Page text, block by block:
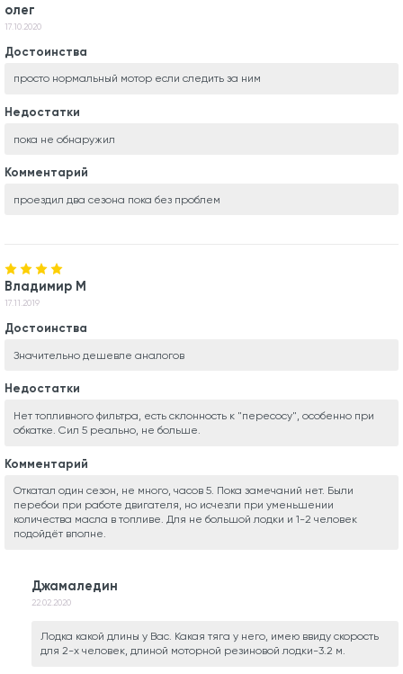
олег
17.10.2020
Достоинства
просто нормальный мотор если следить за ним
Недостатки
пока не обнаружил
Комментарий
проездил два сезона пока без проблем
Владимир М
17.11.2019
Достоинства
Значительно дешевле аналогов
Недостатки
Нет топливного фильтра, есть склонность к "пересосу", особенно при
обкатке. Сил 5 реально, не больше.
Комментарий
Откатал один сезон, не много, часов 5. Пока замечаний нет. Были
перебои при работе двигателя, но исчезли при уменьшении
количества масла в топливе. Для не большой лодки и 1-2 человек
подойдёт вполне.
Джамаледин
22.02.2020
Лодка какой длины у Вас. Какая тяга у него, имею ввиду скорость
для 2-х человек, длиной моторной резиновой лодки-3.2 м.